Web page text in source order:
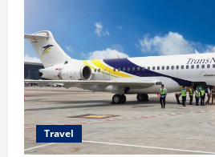
Travel